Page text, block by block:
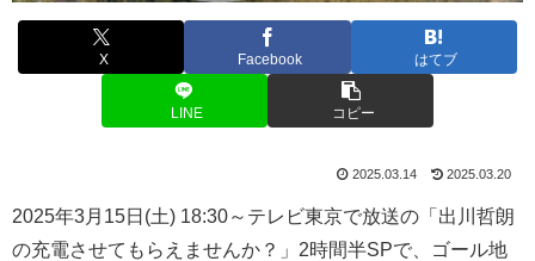
X Facebook はてブ
LINE コピー
2025.03.14 2025.03.20
2025年3月15日(土) 18:30～テレビ東京で放送の「出川哲朗
の充電させてもらえませんか？」2時間半SPで、ゴール地